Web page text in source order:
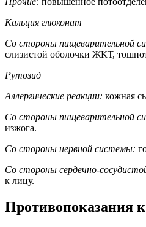
Кальция глюконат
Со стороны пищеварительной
слизистой оболочки ЖКТ,
Рутозид
Аллергические реакции: кожная
Со стороны пищеварительной
изжога.
Со стороны нервной системы:
Со стороны сердечно-
к лицу.
Противопоказания